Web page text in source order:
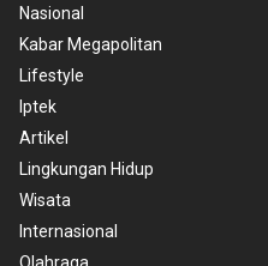
Nasional
Kabar Megapolitan
Lifestyle
Iptek
Artikel
Lingkungan Hidup
Wisata
Internasional